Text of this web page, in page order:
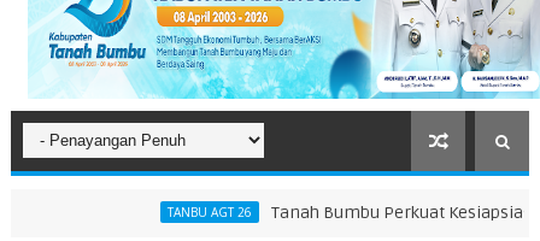
TANBU AGT 26 Tanah Bumbu Perkuat Kesiapsiagaan